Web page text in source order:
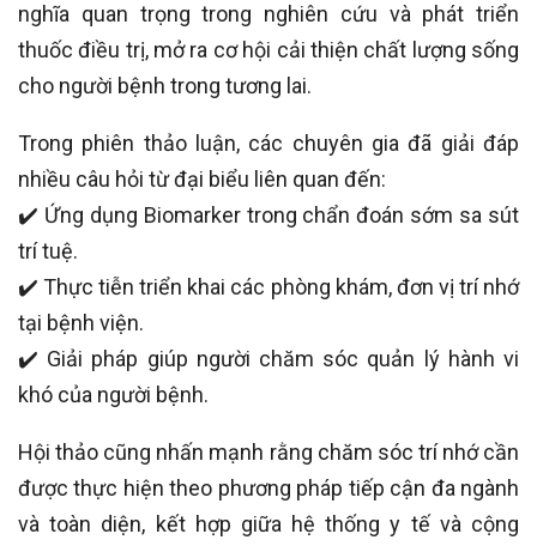
nghĩa quan trọng trong nghiên cứu và phát triển
thuốc điều trị, mở ra cơ hội cải thiện chất lượng sống
cho người bệnh trong tương lai.
Trong phiên thảo luận, các chuyên gia đã giải đáp
nhiều câu hỏi từ đại biểu liên quan đến:
✔️ Ứng dụng Biomarker trong chẩn đoán sớm sa sút
trí tuệ.
✔️ Thực tiễn triển khai các phòng khám, đơn vị trí nhớ
tại bệnh viện.
✔️ Giải pháp giúp người chăm sóc quản lý hành vi
khó của người bệnh.
Hội thảo cũng nhấn mạnh rằng chăm sóc trí nhớ cần
được thực hiện theo phương pháp tiếp cận đa ngành
và toàn diện, kết hợp giữa hệ thống y tế và cộng